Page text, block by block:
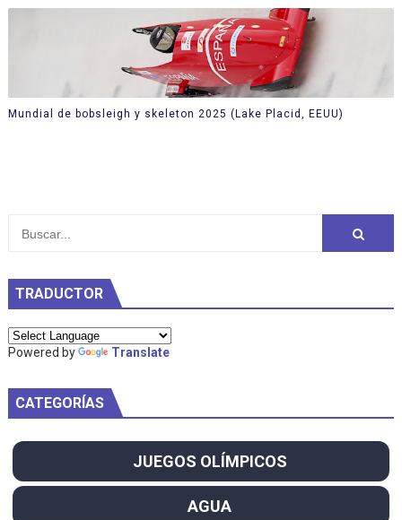
Mundial de bobsleigh y skeleton 2025 (Lake Placid, EEUU)
TRADUCTOR
Powered by Translate
CATEGORÍAS
JUEGOS OLÍMPICOS
AGUA